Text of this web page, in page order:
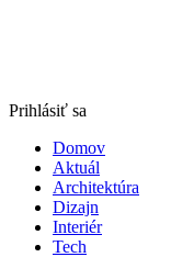
Prihlásiť sa
Domov
Aktuál
Architektúra
Dizajn
Interiér
Tech